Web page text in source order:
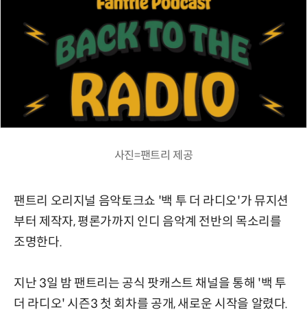
사진=팬트리 제공
팬트리 오리지널 음악토크쇼 '백 투 더 라디오'가 뮤지션
부터 제작자, 평론가까지 인디 음악계 전반의 목소리를
조명한다.
지난 3일 밤 팬트리는 공식 팟캐스트 채널을 통해 '백 투
더 라디오' 시즌3 첫 회차를 공개, 새로운 시작을 알렸다.